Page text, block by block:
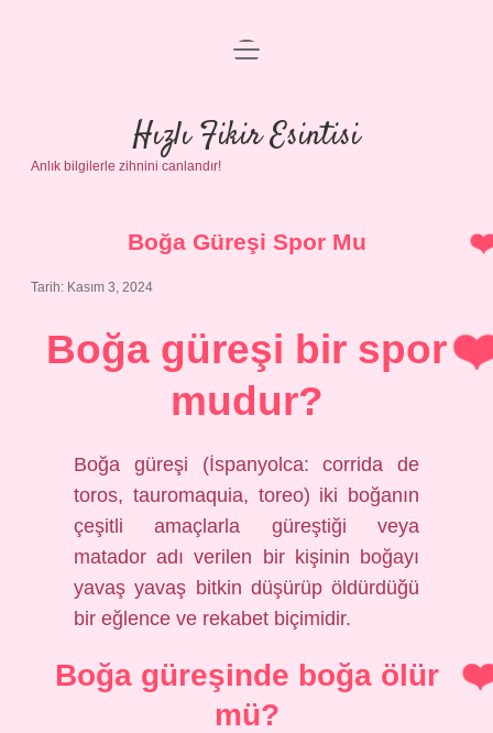
Anasayfa
Gizlilik Politikası
Yasal Uyarı
menüyü
Hızlı Fikir Esintisi
Anlık bilgilerle zihnini canlandır!
Boğa Güreşi Spor Mu
Tarih: Kasım 3, 2024
Boğa güreşi bir spor
mudur?
Boğa güreşi (İspanyolca: corrida de
toros, tauromaquia, toreo) iki boğanın
çeşitli amaçlarla güreştiği veya
matador adı verilen bir kişinin boğayı
yavaş yavaş bitkin düşürüp öldürdüğü
bir eğlence ve rekabet biçimidir.
Boğa güreşinde boğa ölür
mü?